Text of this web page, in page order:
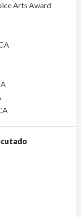
Arts Award